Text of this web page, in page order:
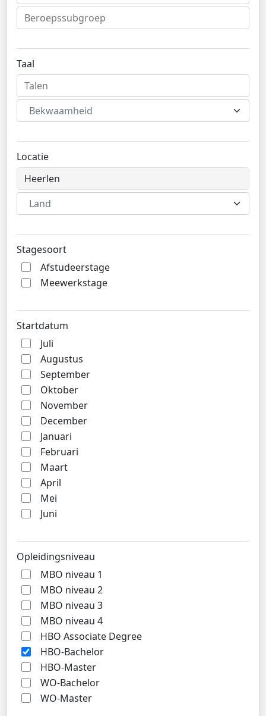
Taal
Bekwaamheid
Locatie
Land
Stagesoort
Afstudeerstage
Meewerkstage
Startdatum
Juli
Augustus
September
Oktober
November
December
Januari
Februari
Maart
April
Mei
Juni
Opleidingsniveau
MBO niveau 1
MBO niveau 2
MBO niveau 3
MBO niveau 4
HBO Associate Degree
HBO-Bachelor
HBO-Master
WO-Bachelor
WO-Master